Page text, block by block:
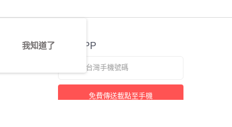
官方APP
免費傳送載點至手機
我知道了